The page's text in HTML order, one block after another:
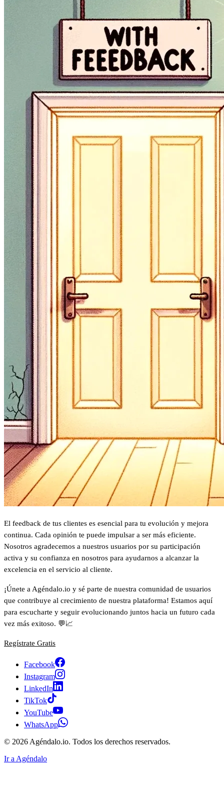
El feedback de tus clientes es esencial para tu evolución y mejora
continua. Cada opinión te puede impulsar a ser más eficiente.
Nosotros agradecemos a nuestros usuarios por su participación
activa y su confianza en nosotros para ayudarnos a alcanzar la
excelencia en el servicio al cliente.
¡Únete a Agéndalo.io y sé parte de nuestra comunidad de usuarios
que contribuye al crecimiento de nuestra plataforma! Estamos aquí
para escucharte y seguir evolucionando juntos hacia un futuro cada
vez más exitoso. 💬📈
Regístrate Gratis
Facebook
Instagram
LinkedIn
TikTok
YouTube
WhatsApp
© 2026 Agéndalo.io. Todos los derechos reservados.
Ir a Agéndalo